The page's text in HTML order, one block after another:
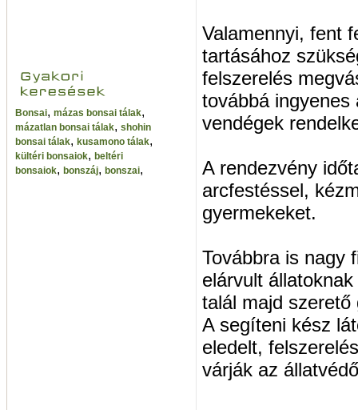
Bonsai, mázas bonsai tálak,
mázatlan bonsai tálak, shohin
bonsai tálak, kusamono tálak,
kültéri bonsaiok, beltéri
bonsaiok, bonszáj, bonszai,
Valamennyi, fent
tartásához
felszerelés
továbbá ingyenes
vendégek
A rendezvény
arcfestéssel,
gyermekeket.
Továbbra is nagy
elárvult
talál majd szerető
A segíteni kész
eledelt,
várják az